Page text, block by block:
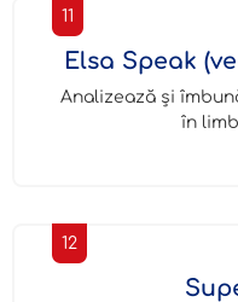
Elsa Speak
Analizează și
în
11
12